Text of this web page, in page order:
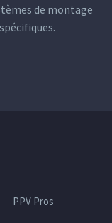
de montage
PPV Pros